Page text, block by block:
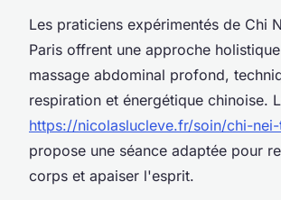
Les praticiens expérimentés de Chi
Paris offrent une approche
massage abdominal profond,
respiration et énergétique chinoise.
https://nicolaslucleve.fr/soin/chi-
propose une séance adaptée pour
corps et apaiser l'esprit.